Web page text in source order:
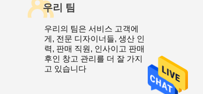
우리 팀
우리의 팀은 서비스 고객에
게, 전문 디자이너들, 생산 인
력, 판매 직원, 인사이고 판매
후인 창고 관리를 더 잘 가지
고 있습니다